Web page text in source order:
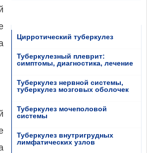
Цирротический туберкулез
Туберкулезный плеврит:
симптомы, диагностика, лечение
Туберкулез нервной системы,
туберкулез мозговых оболочек
Туберкулез мочеполовой
системы
Туберкулез внутригрудных
лимфатических узлов